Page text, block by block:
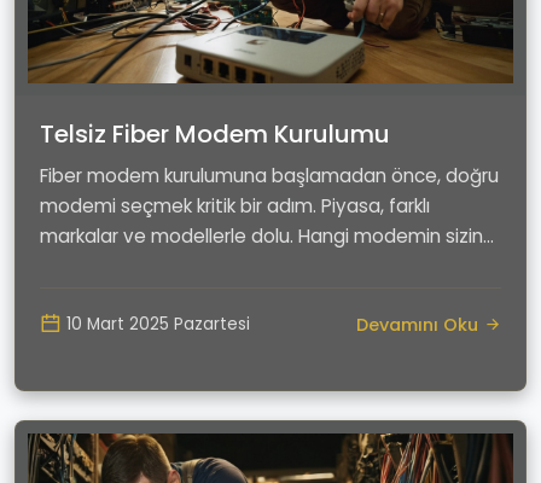
Telsiz Fiber Modem Kurulumu
Fiber modem kurulumuna başlamadan önce, doğru
modemi seçmek kritik bir adım. Piyasa, farklı
markalar ve modellerle dolu. Hangi modemin sizin
10 Mart 2025 Pazartesi Devamını Oku